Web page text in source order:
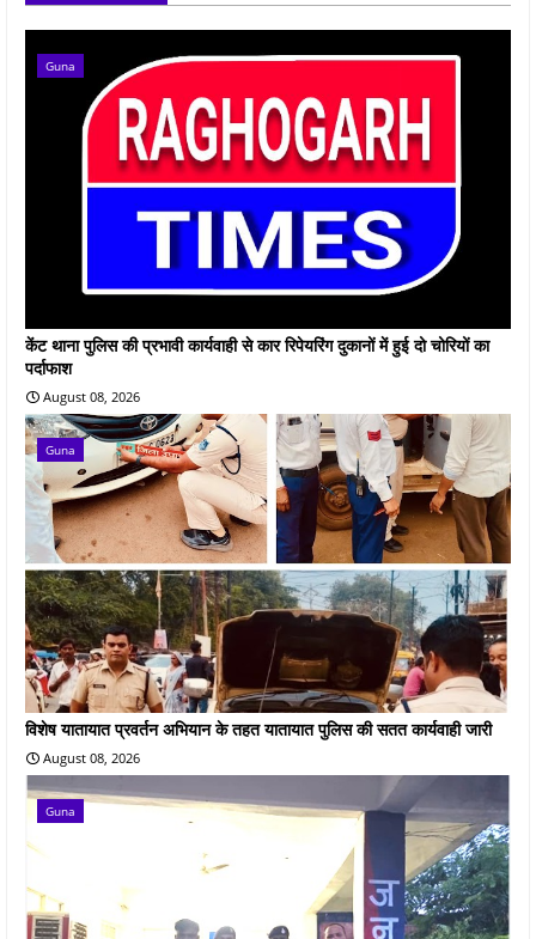
Guna
केंट थाना पुलिस की प्रभावी कार्यवाही से कार रिपेयरिंग दुकानों में हुई दो चोरियों का
पर्दाफाश
August 08, 2026
Guna
विशेष यातायात प्रवर्तन अभियान के तहत यातायात पुलिस की सतत कार्यवाही जारी
August 08, 2026
Guna